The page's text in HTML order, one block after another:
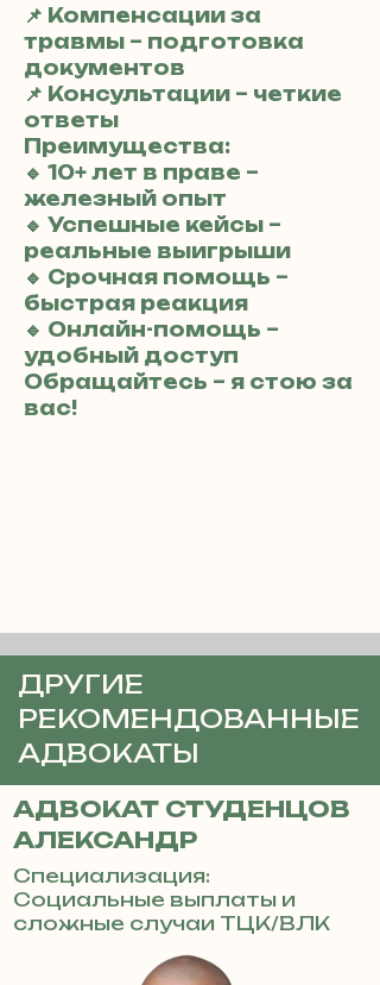
📌 Компенсации за
травмы – подготовка
документов
📌 Консультации – четкие
ответы
Преимущества:
🔹 10+ лет в праве –
железный опыт
🔹 Успешные кейсы –
реальные выигрыши
🔹 Срочная помощь –
быстрая реакция
🔹 Онлайн-помощь –
удобный доступ
Обращайтесь – я стою за
вас!
ДРУГИЕ
РЕКОМЕНДОВАННЫЕ
АДВОКАТЫ
АДВОКАТ СТУДЕНЦОВ
АЛЕКСАНДР
Специализация:
Социальные выплаты и
сложные случаи ТЦК/ВЛК